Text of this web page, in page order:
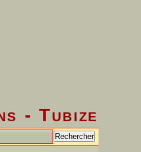
- Tubize
Rechercher